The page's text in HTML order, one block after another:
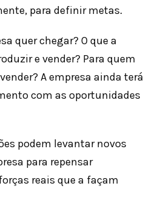
para definir metas.
quer chegar? O que a
e vender? Para quem
A empresa ainda terá
com as oportunidades
podem levantar novos
para repensar
reais que a façam